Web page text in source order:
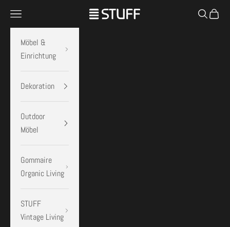
STUFF Shop
Menü Suchen
Möbel &
Einrichtung
Dekoration
Outdoor
Möbel
Gommaire
Organic Living
STUFF
Vintage Living